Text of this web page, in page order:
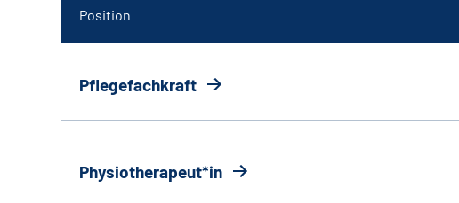
Position
Pflegefachkraft
Physiotherapeut*in